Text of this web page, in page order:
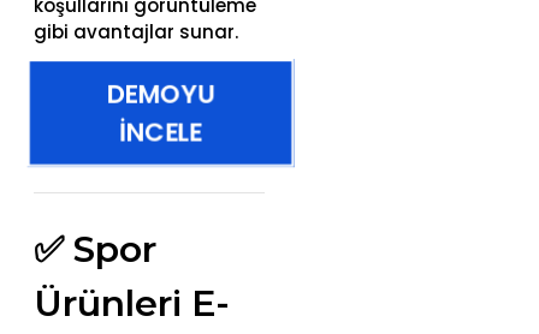
gibi avantajlar sunar.
DEMOYU
İNCELE
✅ Spor
Ürünleri E-